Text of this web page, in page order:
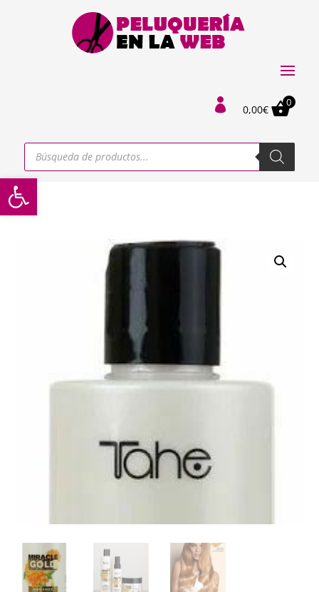
Abrir barra de herramientas
 0,00€
0
Búsqueda
productos